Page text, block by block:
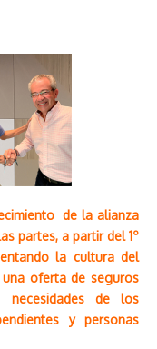
de la alianza
partes, a partir del 1º
la cultura del
oferta de seguros
de los
y personas